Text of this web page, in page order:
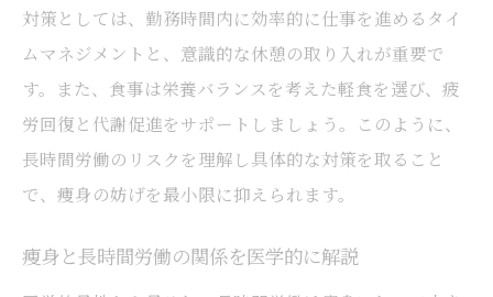
対策としては、勤務時間内に効率的に仕事を進めるタイ
ムマネジメントと、意識的な休憩の取り入れが重要で
す。また、食事は栄養バランスを考えた軽食を選び、疲
労回復と代謝促進をサポートしましょう。このように、
長時間労働のリスクを理解し具体的な対策を取ること
で、痩身の妨げを最小限に抑えられます。
痩身と長時間労働の関係を医学的に解説